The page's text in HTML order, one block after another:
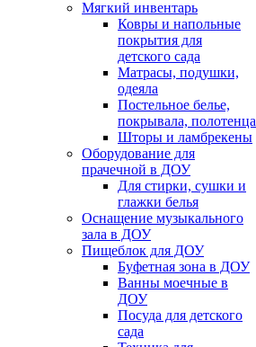
Мягкий инвентарь
Ковры и напольные
покрытия для
детского сада
Матрасы, подушки,
одеяла
Постельное белье,
покрывала, полотенца
Шторы и ламбрекены
Оборудование для
прачечной в ДОУ
Для стирки, сушки и
глажки белья
Оснащение музыкального
зала в ДОУ
Пищеблок для ДОУ
Буфетная зона в ДОУ
Ванны моечные в
ДОУ
Посуда для детского
сада